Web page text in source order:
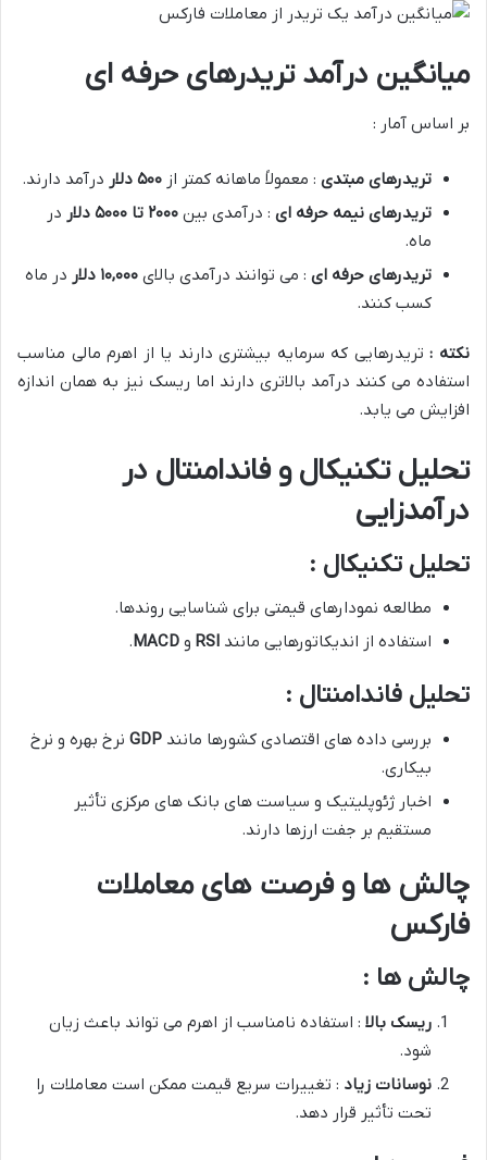
میانگین درآمد تریدرهای حرفه ای
بر اساس آمار :
تریدرهای مبتدی : معمولاً ماهانه کمتر از ۵۰۰ دلار درآمد دارند.
تریدرهای نیمه حرفه ای : درآمدی بین ۲۰۰۰ تا ۵۰۰۰ دلار در
ماه.
تریدرهای حرفه ای : می توانند درآمدی بالای ۱۰,۰۰۰ دلار در ماه
کسب کنند.
نکته : تریدرهایی که سرمایه بیشتری دارند یا از اهرم مالی مناسب
استفاده می کنند درآمد بالاتری دارند اما ریسک نیز به همان اندازه
افزایش می یابد.
تحلیل تکنیکال و فاندامنتال در
درآمدزایی
تحلیل تکنیکال :
مطالعه نمودارهای قیمتی برای شناسایی روندها.
استفاده از اندیکاتورهایی مانند RSI و MACD
.
تحلیل فاندامنتال :
بررسی داده های اقتصادی کشورها مانند GDP نرخ بهره و نرخ
بیکاری.
اخبار ژئوپلیتیک و سیاست های بانک های مرکزی تأثیر
مستقیم بر جفت ارزها دارند.
چالش ها و فرصت های معاملات
فارکس
چالش ها :
ریسک بالا : استفاده نامناسب از اهرم می تواند باعث زیان
شود.
نوسانات زیاد : تغییرات سریع قیمت ممکن است معاملات را
تحت تأثیر قرار دهد.